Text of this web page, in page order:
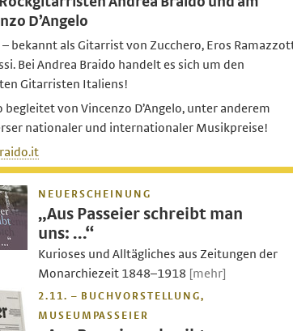
D’Angelo
bekannt als Gitarrist von Zucchero, Eros
Bei Andrea Braido handelt es sich um den
Gitarristen Italiens!
begleitet von Vincenzo D’Angelo, unter anderem
nationaler und internationaler Musikpreise!
NEUERSCHEINUNG
„Aus Passeier schreibt man
uns: …“
Kurioses und Alltägliches aus Zeitungen der
Monarchiezeit 1848–1918 [mehr]
2.11. – BUCHVORSTELLUNG,
MUSEUMPASSEIER